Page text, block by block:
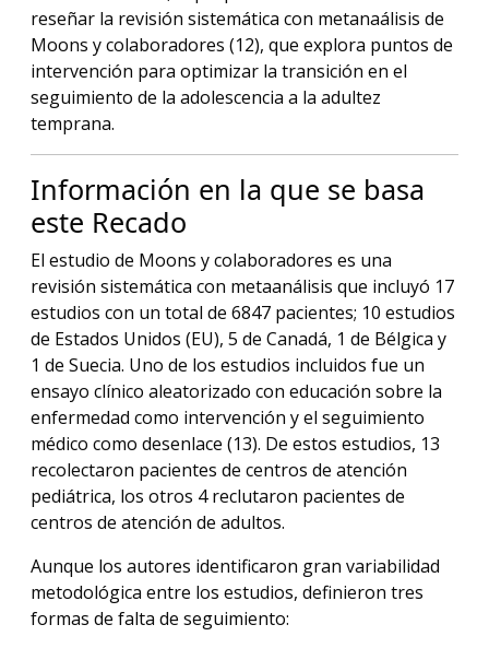
reseñar la revisión sistemática con metanaálisis de
Moons y colaboradores (12), que explora puntos de
intervención para optimizar la transición en el
seguimiento de la adolescencia a la adultez
temprana.
Información en la que se basa
este Recado
El estudio de Moons y colaboradores es una
revisión sistemática con metaanálisis que incluyó 17
estudios con un total de 6847 pacientes; 10 estudios
de Estados Unidos (EU), 5 de Canadá, 1 de Bélgica y
1 de Suecia. Uno de los estudios incluidos fue un
ensayo clínico aleatorizado con educación sobre la
enfermedad como intervención y el seguimiento
médico como desenlace (13). De estos estudios, 13
recolectaron pacientes de centros de atención
pediátrica, los otros 4 reclutaron pacientes de
centros de atención de adultos.
Aunque los autores identificaron gran variabilidad
metodológica entre los estudios, definieron tres
formas de falta de seguimiento: